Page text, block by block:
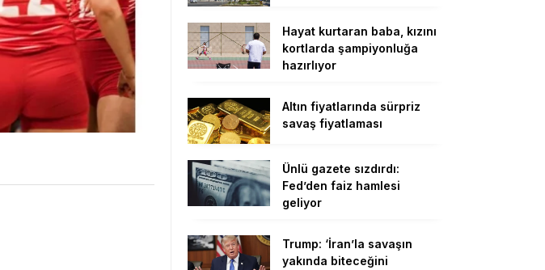
Hayat kurtaran baba, kızını
kortlarda şampiyonluğa
hazırlıyor
Altın fiyatlarında sürpriz
savaş fiyatlaması
Ünlü gazete sızdırdı:
Fed’den faiz hamlesi
geliyor
Trump: ‘İran’la savaşın
yakında biteceğini